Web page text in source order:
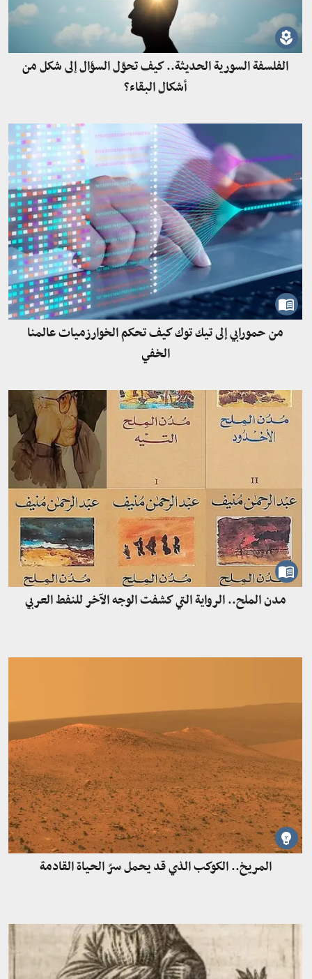
الفلسفة السورية الحديثة.. كيف تحوّل السؤال إلى شكل من
أشكال البقاء؟
من حمورابي إلى تيك توك كيف تحكم الخوارزميات عالمنا
الخفي
مدن الملح.. الرواية التي كشفت الوجه الآخر للنفط العربي
المريخ.. الكوكب الذي قد يحمل سرّ الحياة القادمة